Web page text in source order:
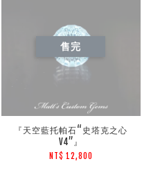
售完
『天空藍托帕石“史塔克之心
V4”』
NT$ 12,800